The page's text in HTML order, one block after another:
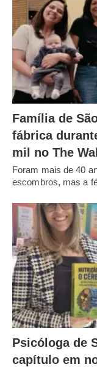
Família de
fábrica
mil no The
Foram mais de 40
escombros, mas a
Psicóloga de
capítulo em